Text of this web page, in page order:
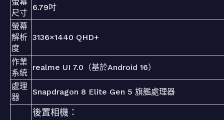
尺寸
6.79吋
螢幕
解析
度
3136×1440 QHD+
作業
系統
realme UI 7.0（基於Android 16）
處理
器
Snapdragon 8 Elite Gen 5 旗艦處理器
後置相機：